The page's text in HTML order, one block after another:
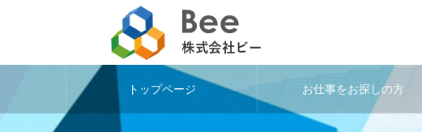
トップページ お仕事をお探しの方